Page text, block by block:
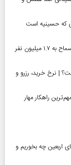
که حسینیه است
آغاز رسمی برنامه‌های اربعین ۱۴۰۵ در مرز‌ها | ثبت‌نام سماح به ۱.۷ میلیون نفر
(س) در سال ۱۴۰۵ چقدر است؟ | نرخ خرید، رزرو و
راهکار مهار
زائران اربعین ۱۴۰۵ | در گرمای اربعین چه بخوریم و